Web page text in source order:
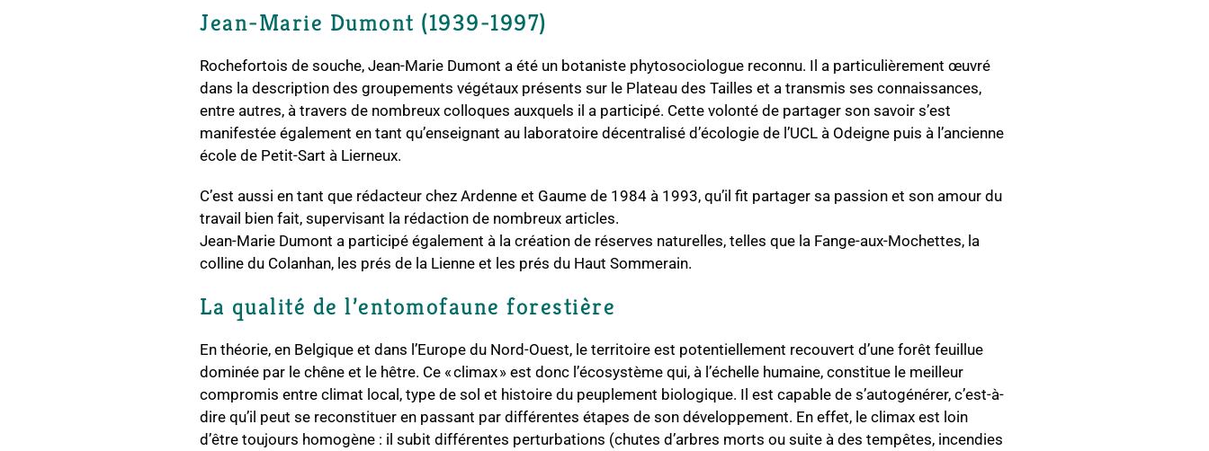
Jean-Marie Dumont (1939-1997)
Rochefortois de souche, Jean-Marie Dumont a été un botaniste phytosociologue reconnu. Il a particulièrement œuvré
dans la description des groupements végétaux présents sur le Plateau des Tailles et a transmis ses connaissances,
entre autres, à travers de nombreux colloques auxquels il a participé. Cette volonté de partager son savoir s’est
manifestée également en tant qu’enseignant au laboratoire décentralisé d’écologie de l’UCL à Odeigne puis à l’ancienne
école de Petit-Sart à Lierneux.
C’est aussi en tant que rédacteur chez Ardenne et Gaume de 1984 à 1993, qu’il fit partager sa passion et son amour du
travail bien fait, supervisant la rédaction de nombreux articles.
Jean-Marie Dumont a participé également à la création de réserves naturelles, telles que la Fange-aux-Mochettes, la
colline du Colanhan, les prés de la Lienne et les prés du Haut Sommerain.
La qualité de l’entomofaune forestière
En théorie, en Belgique et dans l’Europe du Nord-Ouest, le territoire est potentiellement recouvert d’une forêt feuillue
dominée par le chêne et le hêtre. Ce « climax » est donc l’écosystème qui, à l’échelle humaine, constitue le meilleur
compromis entre climat local, type de sol et histoire du peuplement biologique. Il est capable de s’autogénérer, c’est-à-
dire qu’il peut se reconstituer en passant par différentes étapes de son développement. En effet, le climax est loin
d’être toujours homogène : il subit différentes perturbations (chutes d’arbres morts ou suite à des tempêtes, incendies